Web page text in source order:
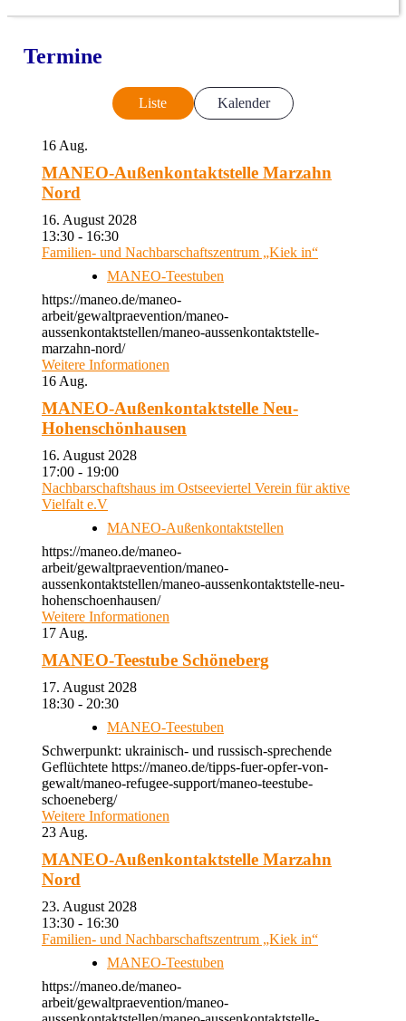
Termine
Liste Kalender
16 Aug.
MANEO-Außenkontaktstelle Marzahn
Nord
16. August 2028
13:30 - 16:30
Familien- und Nachbarschaftszentrum „Kiek in“
MANEO-Teestuben
https://maneo.de/maneo-
arbeit/gewaltpraevention/maneo-
aussenkontaktstellen/maneo-aussenkontaktstelle-
marzahn-nord/
Weitere Informationen
16 Aug.
MANEO-Außenkontaktstelle Neu-
Hohenschönhausen
16. August 2028
17:00 - 19:00
Nachbarschaftshaus im Ostseeviertel Verein für aktive
Vielfalt e.V
MANEO-Außenkontaktstellen
https://maneo.de/maneo-
arbeit/gewaltpraevention/maneo-
aussenkontaktstellen/maneo-aussenkontaktstelle-neu-
hohenschoenhausen/
Weitere Informationen
17 Aug.
MANEO-Teestube Schöneberg
17. August 2028
18:30 - 20:30
MANEO-Teestuben
Schwerpunkt: ukrainisch- und russisch-sprechende
Geflüchtete https://maneo.de/tipps-fuer-opfer-von-
gewalt/maneo-refugee-support/maneo-teestube-
schoeneberg/
Weitere Informationen
23 Aug.
MANEO-Außenkontaktstelle Marzahn
Nord
23. August 2028
13:30 - 16:30
Familien- und Nachbarschaftszentrum „Kiek in“
MANEO-Teestuben
https://maneo.de/maneo-
arbeit/gewaltpraevention/maneo-